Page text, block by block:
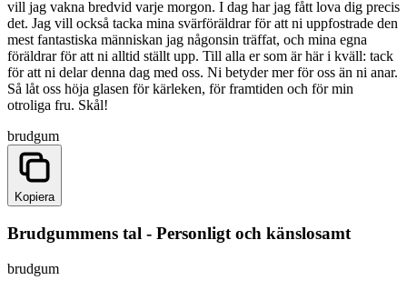
vill jag vakna bredvid varje morgon. I dag har jag fått lova dig precis
det. Jag vill också tacka mina svärföräldrar för att ni uppfostrade den
mest fantastiska människan jag någonsin träffat, och mina egna
föräldrar för att ni alltid ställt upp. Till alla er som är här i kväll: tack
för att ni delar denna dag med oss. Ni betyder mer för oss än ni anar.
Så låt oss höja glasen för kärleken, för framtiden och för min
otroliga fru. Skål!
brudgum
Kopiera
Brudgummens tal - Personligt och känslosamt
brudgum